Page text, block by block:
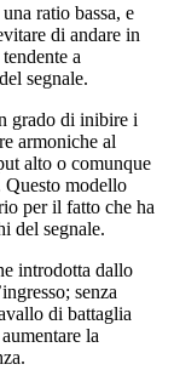
ratio bassa, e
di andare in
a
segnale.
grado di inibire i
armoniche al
alto o comunque
modello
per il fatto che ha
del segnale.
introdotta dallo
senza
di battaglia
la